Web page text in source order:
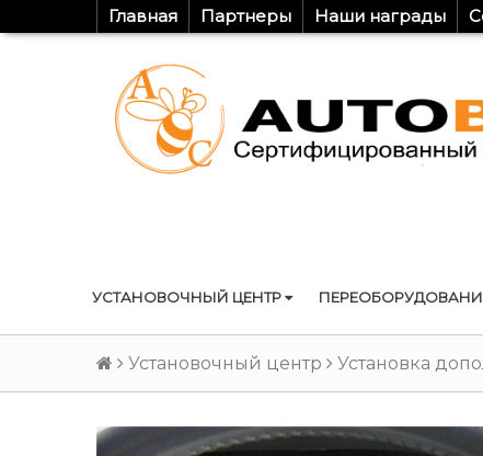
Главная Партнеры Наши награды
УСТАНОВОЧНЫЙ ЦЕНТР
Установочный центр Установка